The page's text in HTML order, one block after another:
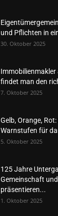
und Pflichten in
30. Oktober 2025
Immobilienmakler
findet man den
7. Oktober 2025
Gelb, Orange,
Warnstufen für
5. Oktober 2025
125 Jahre
Gemeinschaft
präsentieren...
1. Oktober 2025